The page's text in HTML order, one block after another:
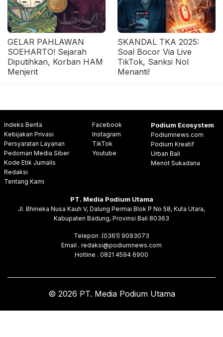
GELAR PAHLAWAN
SOEHARTO! Sejarah
Diputihkan, Korban HAM
Menjerit
SKANDAL TKA 2025:
Soal Bocor Via Live
TikTok, Sanksi Nol
Menanti!
Indeks Berita
Kebijakan Privasi
Persyaratan Layanan
Pedoman Media Siber
Kode Etik Jurnalis
Redaksi
Tentang Kami
Facebook
Instagram
TikTok
Youtube
Podium Ecosystem
Podiumnews.com
Podium Kreatif
Urban Bali
Menot Sukadana
PT. Media Podium Utama
Jl. Bhineka Nusa Kauh V, Dalung Permai Blok P No 58, Kuta Utara,
Kabupaten Badung, Provinsi Bali 80363
Telepon .(0361) 9093073
Email . redaksi@podiumnews.com
Hotline . 0821 4594 6900
© 2026 PT. Media Podium Utama